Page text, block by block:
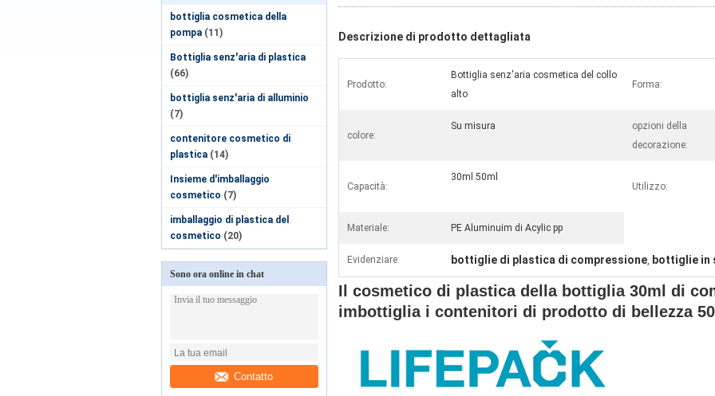
bottiglia cosmetica della
pompa (11)
Bottiglia senz'aria di plastica
(66)
bottiglia senz'aria di alluminio
(7)
contenitore cosmetico di
plastica (14)
Insieme d'imballaggio
cosmetico (7)
imballaggio di plastica del
cosmetico (20)
Sono ora online in chat
Contatto
Descrizione di prodotto dettagliata
Prodotto:
Bottiglia senz'aria cosmetica del collo
alto
Forma:
colore:
Su misura
opzioni della
decorazione:
Capacità:
30ml 50ml
Utilizzo:
Materiale: PE Aluminuim di Acylic pp
Evidenziare: bottiglie di plastica di compressione, bottiglie in
Il cosmetico di plastica della bottiglia 30ml di
imbottiglia i contenitori di prodotto di bellezza